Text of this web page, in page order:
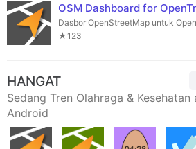
OSM Dashboard for
Dasbor OpenStreetMap untuk
★123
HANGAT
Sedang Tren Olahraga &
Android